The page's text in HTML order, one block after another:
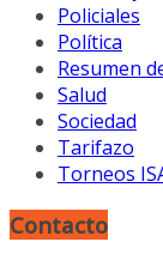
Policiales
Política
Resumen
Salud
Sociedad
Tarifazo
Torneos
Contacto